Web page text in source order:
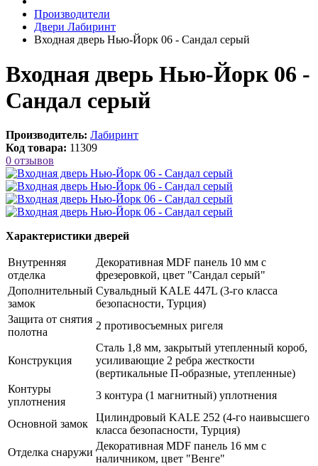
Производители
Двери Лабиринт
Входная дверь Нью-Йорк 06 - Сандал серый
Входная дверь Нью-Йорк 06 -
Сандал серый
Производитель: Лабиринт
Код товара: 11309
0 отзывов
Характеристики дверей
Внутренняя
отделка
Декоративная MDF панель 10 мм с
фрезеровкой, цвет "Сандал серый"
Дополнительный
замок
Сувальдный KALE 447L (3-го класса
безопасности, Турция)
Защита от снятия
полотна
2 противосъемных ригеля
Конструкция
Сталь 1,8 мм, закрытый утепленный короб,
усиливающие 2 ребра жесткости
(вертикальные П-образные, утепленные)
Контуры
уплотнения
3 контура (1 магнитный) уплотнения
Основной замок
Цилиндровый KALE 252 (4-го наивысшего
класса безопасности, Турция)
Отделка снаружи
Декоративная MDF панель 16 мм с
наличником, цвет "Венге"